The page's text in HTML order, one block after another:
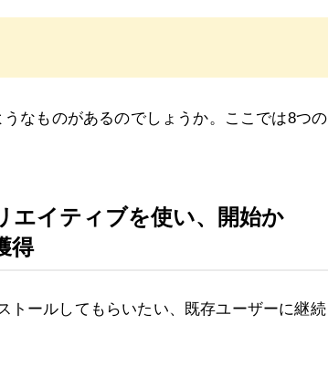
なものがあるのでしょうか。ここでは8つの
エイティブを使い、開始か
得
トールしてもらいたい、既存ユーザーに継続